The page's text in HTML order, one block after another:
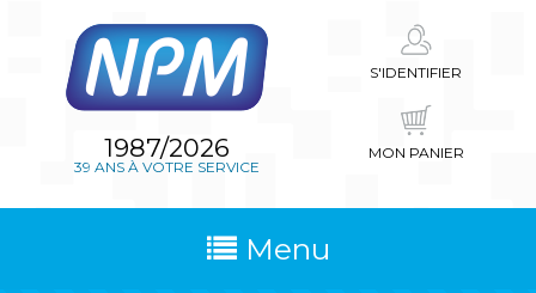
1987/2026
39 ANS À VOTRE SERVICE
S'IDENTIFIER
MON PANIER
Menu